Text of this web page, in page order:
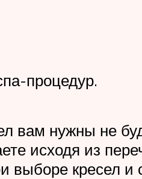
процедур.
вам нужны не
исходя из
выборе кресел и